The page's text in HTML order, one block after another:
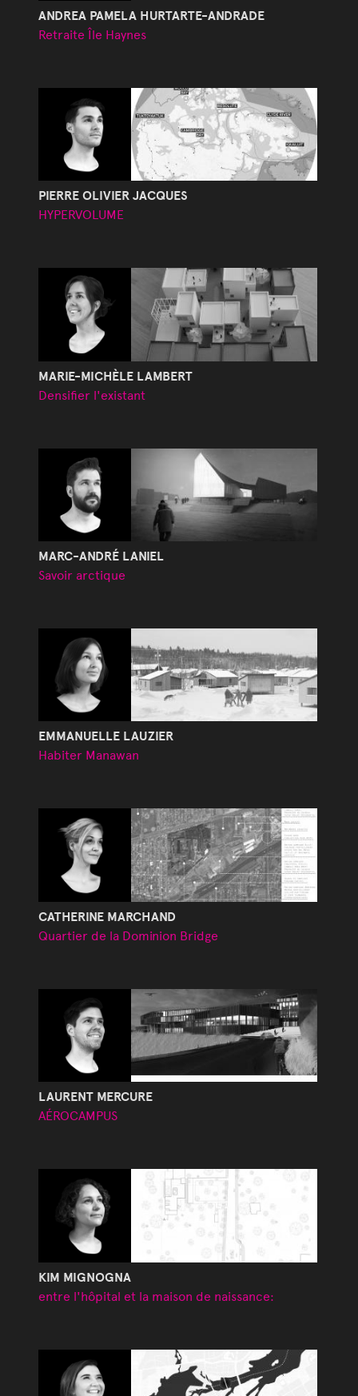
ANDREA PAMELA HURTARTE-ANDRADE
Retraite Île Haynes
PIERRE OLIVIER JACQUES
HYPERVOLUME
MARIE-MICHÈLE LAMBERT
Densifier l'existant
MARC-ANDRÉ LANIEL
Savoir arctique
EMMANUELLE LAUZIER
Habiter Manawan
CATHERINE MARCHAND
Quartier de la Dominion Bridge
LAURENT MERCURE
AÉROCAMPUS
KIM MIGNOGNA
entre l'hôpital et la maison de naissance: